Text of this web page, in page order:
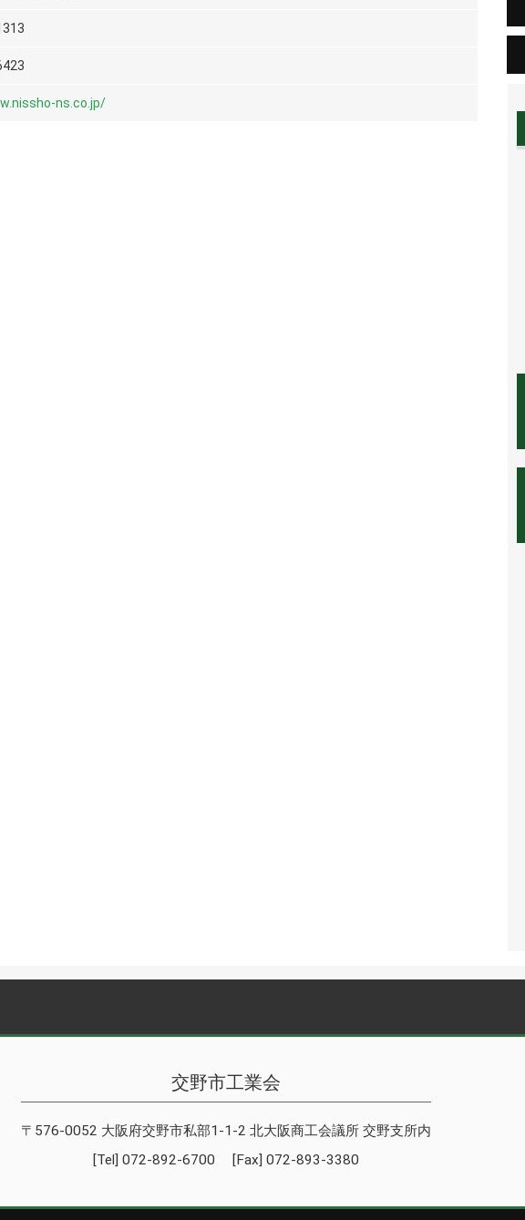
ns.co.jp/
交野市工業会
〒576-0052 大阪府交野市私部1-1-2 北大阪商工会議所 交野支所内
[Tel] 072-892-6700 [Fax] 072-893-3380